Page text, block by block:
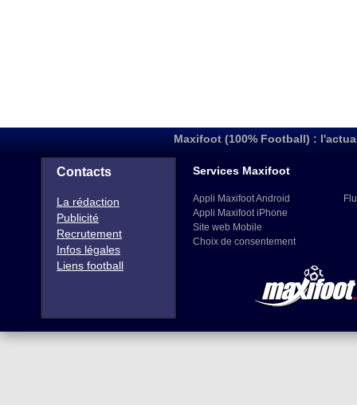
Maxifoot (100% Football) :
Contacts
La rédaction
Publicité
Recrutement
Infos légales
Liens football
Services Maxifoot
Appli Maxifoot Android
Appli Maxifoot iPhone
Site web Mobile
Choix de consentement